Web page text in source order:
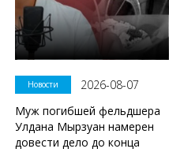
Новости
2026-08-07
Муж погибшей фельдшера
Улдана Мырзуан намерен
довести дело до конца